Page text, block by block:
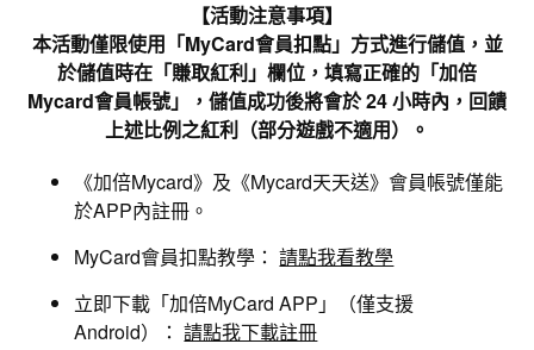
【活動注意事項】
本活動僅限使用「MyCard會員扣點」方式進行儲值，並
於儲值時在「賺取紅利」欄位，填寫正確的「加倍
Mycard會員帳號」，儲值成功後將會於 24 小時內，回饋
上述比例之紅利（部分遊戲不適用）。
《加倍Mycard》及《Mycard天天送》會員帳號僅能
於APP內註冊。
MyCard會員扣點教學：請點我看教學
立即下載「加倍MyCard APP」（僅支援
Android）：請點我下載註冊